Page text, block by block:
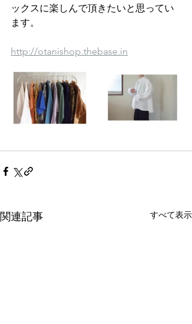
ックスに楽しんで頂きたいと思ってい
ます。
http://otanishop.thebase.in
関連記事 すべて表示